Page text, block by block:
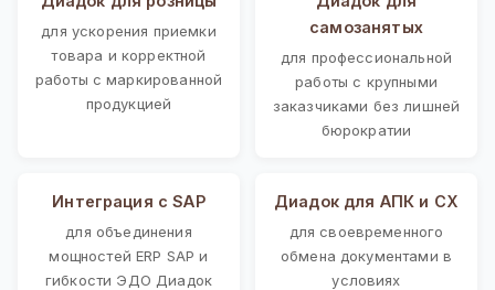
для ускорения приемки
товара и корректной
работы с маркированной
продукцией
самозанятых
для профессиональной
работы с крупными
заказчиками без лишней
бюрократии
Интеграция с SAP
для объединения
мощностей ERP SAP и
гибкости ЭДО Диадок
Диадок для АПК и СХ
для своевременного
обмена документами в
условиях